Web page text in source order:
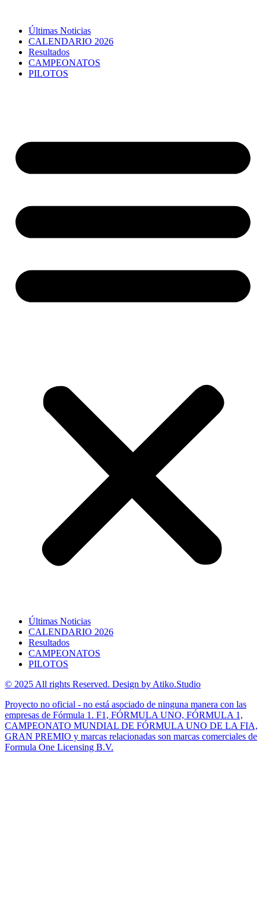
Últimas Noticias
CALENDARIO 2026
Resultados
CAMPEONATOS
PILOTOS
Últimas Noticias
CALENDARIO 2026
Resultados
CAMPEONATOS
PILOTOS
© 2025 All rights Reserved. Design by Atiko.Studio
Proyecto no oficial - no está asociado de ninguna manera con las
empresas de Fórmula 1. F1, FÓRMULA UNO, FÓRMULA 1,
CAMPEONATO MUNDIAL DE FÓRMULA UNO DE LA FIA,
GRAN PREMIO y marcas relacionadas son marcas comerciales de
Formula One Licensing B.V.